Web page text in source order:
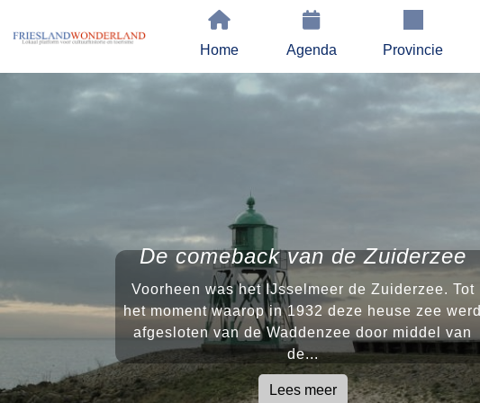
Home Agenda Provincie
De comeback van de Zuiderzee
Voorheen was het IJsselmeer de Zuiderzee. Tot
het moment waarop in 1932 deze heuse zee werd
afgesloten van de Waddenzee door middel van
de...
Lees meer